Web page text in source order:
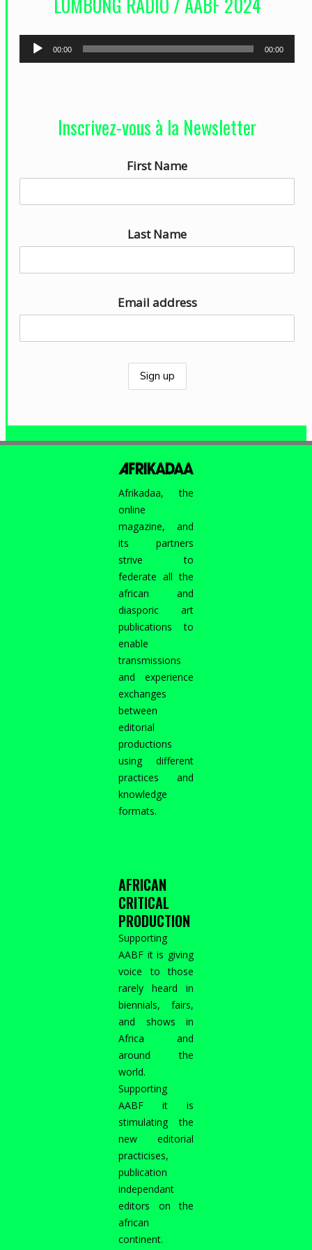
é
L
e
e
r
d
o
00:00 00:00
Inscrivez-vous à la Newsletter
First Name
Last Name
Email address
Afrikadaa, the
online
magazine, and
its partners
strive to
federate all the
african and
diasporic art
publications to
enable
transmissions
and experience
exchanges
between
editorial
productions
using different
practices and
knowledge
formats.
AFRICAN
CRITICAL
PRODUCTION
Supporting
AABF it is giving
voice to those
rarely heard in
biennials, fairs,
and shows in
Africa and
around the
world.
Supporting
AABF it is
stimulating the
new editorial
practicises,
publication
independant
editors on the
african
continent.